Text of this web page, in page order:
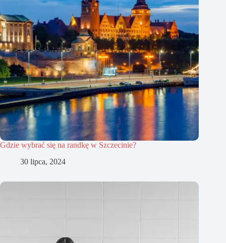
Gdzie wybrać się na randkę w Szczecinie?
30 lipca, 2024